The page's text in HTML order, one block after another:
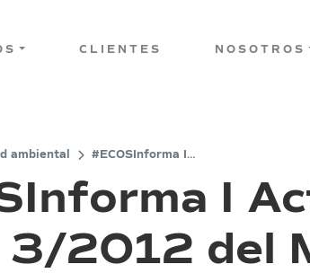
CLIENTES NOSOTROS
ambiental
#ECOSInforma I
3/2012 del Ministerio del
Medio Ambiente
I
3/2012 del